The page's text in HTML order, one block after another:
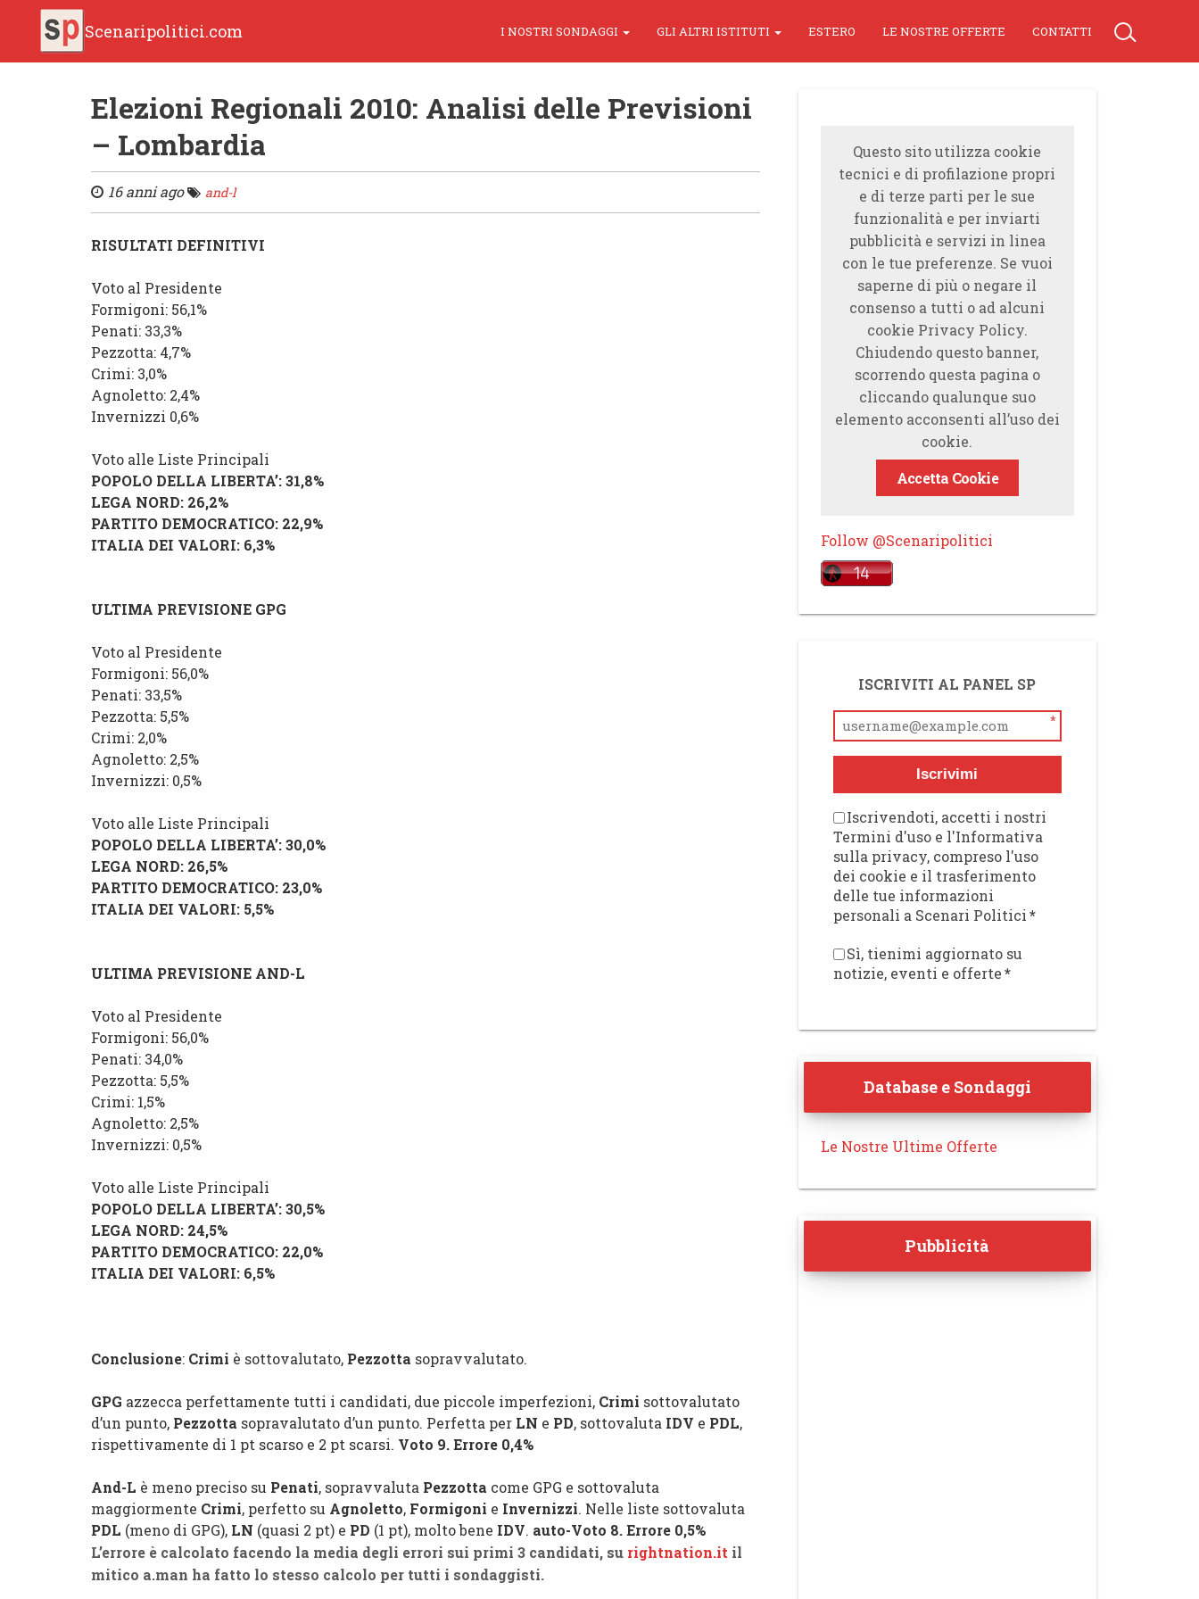
Scenaripolitici.com I NOSTRI SONDAGGI GLI ALTRI ISTITUTI ESTERO LE NOSTRE OFFERTE CONTATTI
Elezioni Regionali 2010: Analisi delle Previsioni
– Lombardia
16 anni ago and-l
RISULTATI DEFINITIVI
Voto al Presidente
Formigoni: 56,1%
Penati: 33,3%
Pezzotta: 4,7%
Crimi: 3,0%
Agnoletto: 2,4%
Invernizzi 0,6%
Voto alle Liste Principali
POPOLO DELLA LIBERTA’: 31,8%
LEGA NORD: 26,2%
PARTITO DEMOCRATICO: 22,9%
ITALIA DEI VALORI: 6,3%
ULTIMA PREVISIONE GPG
Voto al Presidente
Formigoni: 56,0%
Penati: 33,5%
Pezzotta: 5,5%
Crimi: 2,0%
Agnoletto: 2,5%
Invernizzi: 0,5%
Voto alle Liste Principali
POPOLO DELLA LIBERTA’: 30,0%
LEGA NORD: 26,5%
PARTITO DEMOCRATICO: 23,0%
ITALIA DEI VALORI: 5,5%
ULTIMA PREVISIONE AND-L
Voto al Presidente
Formigoni: 56,0%
Penati: 34,0%
Pezzotta: 5,5%
Crimi: 1,5%
Agnoletto: 2,5%
Invernizzi: 0,5%
Voto alle Liste Principali
POPOLO DELLA LIBERTA’: 30,5%
LEGA NORD: 24,5%
PARTITO DEMOCRATICO: 22,0%
ITALIA DEI VALORI: 6,5%
Conclusione: Crimi è sottovalutato, Pezzotta sopravvalutato.
GPG azzecca perfettamente tutti i candidati, due piccole imperfezioni, Crimi sottovalutato
d’un punto, Pezzotta sopravalutato d’un punto. Perfetta per LN e PD, sottovaluta IDV e PDL,
rispettivamente di 1 pt scarso e 2 pt scarsi. Voto 9. Errore 0,4%
And-L è meno preciso su Penati, sopravvaluta Pezzotta come GPG e sottovaluta
maggiormente Crimi, perfetto su Agnoletto, Formigoni e Invernizzi. Nelle liste sottovaluta
PDL (meno di GPG), LN (quasi 2 pt) e PD (1 pt), molto bene IDV. auto-Voto 8. Errore 0,5%
L’errore è calcolato facendo la media degli errori sui primi 3 candidati, su rightnation.it il
mitico a.man ha fatto lo stesso calcolo per tutti i sondaggisti.
Questo sito utilizza cookie
tecnici e di profilazione propri
e di terze parti per le sue
funzionalità e per inviarti
pubblicità e servizi in linea
con le tue preferenze. Se vuoi
saperne di più o negare il
consenso a tutti o ad alcuni
cookie Privacy Policy.
Chiudendo questo banner,
scorrendo questa pagina o
cliccando qualunque suo
elemento acconsenti all’uso dei
cookie.
Accetta Cookie
Follow @Scenaripolitici
ISCRIVITI AL PANEL SP
*
Iscrivimi
Iscrivendoti, accetti i nostri
Termini d'uso e l'Informativa
sulla privacy, compreso l'uso
dei cookie e il trasferimento
delle tue informazioni
personali a Scenari Politici*
Sì, tienimi aggiornato su
notizie, eventi e offerte*
Database e Sondaggi
Le Nostre Ultime Offerte
Pubblicità